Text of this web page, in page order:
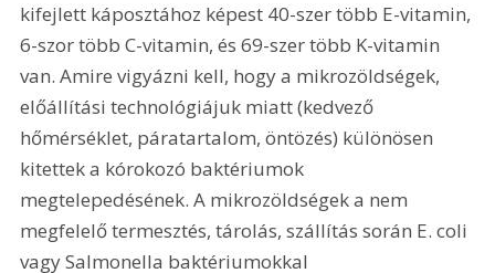
kifejlett káposztá­hoz képest 40-szer több E-vitamin,
6-szor több C-vitamin, és 69-szer több K-vitamin
van. Amire vigyázni kell, hogy a mikrozöldségek,
előállítási technológiájuk miatt (kedvező
hőmérséklet, páratartalom, öntözés) különösen
kitettek a kórokozó baktériumok
megtelepedésének. A mikrozöldségek a nem
megfelelő termesztés, tárolás, szállítás során E. coli
vagy Salmonella baktériumokkal